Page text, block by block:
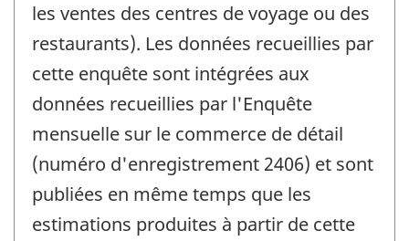
les ventes des centres de voyage ou des
restaurants). Les données recueillies par
cette enquête sont intégrées aux
données recueillies par l'Enquête
mensuelle sur le commerce de détail
(numéro d'enregistrement 2406) et sont
publiées en même temps que les
estimations produites à partir de cette